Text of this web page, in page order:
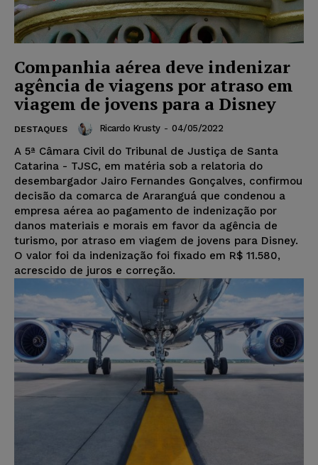
Companhia aérea deve indenizar
agência de viagens por atraso em
viagem de jovens para a Disney
DESTAQUES Ricardo Krusty - 04/05/2022
A 5ª Câmara Civil do Tribunal de Justiça de Santa
Catarina - TJSC, em matéria sob a relatoria do
desembargador Jairo Fernandes Gonçalves, confirmou
decisão da comarca de Araranguá que condenou a
empresa aérea ao pagamento de indenização por
danos materiais e morais em favor da agência de
turismo, por atraso em viagem de jovens para Disney.
O valor foi da indenização foi fixado em R$ 11.580,
acrescido de juros e correção.